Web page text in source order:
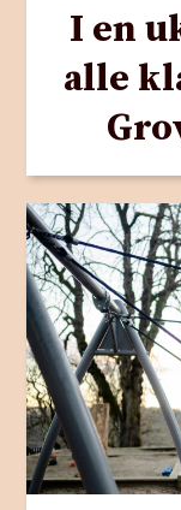
I en
alle